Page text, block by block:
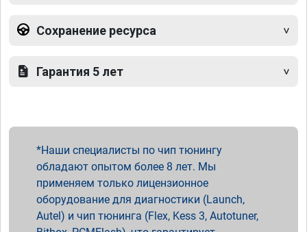
Сохранение ресурса
Гарантия 5 лет
Наши специалисты по чип тюнингу
обладают опытом более 8 лет. Мы
применяем только лицензионное
оборудование для диагностики (Launch,
Autel) и чип тюнинга (Flex, Kess 3, Autotuner,